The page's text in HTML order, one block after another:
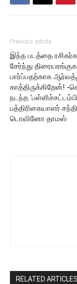
Previous article
இந்த படத்தை
சேர்ந்து
பார்ப்பதற்காக
காத்திருக்கிறேன்!
நடந்த
பத்திரிகையாளர்
டொவினோ தாமஸ்
RELATED ARTICLES